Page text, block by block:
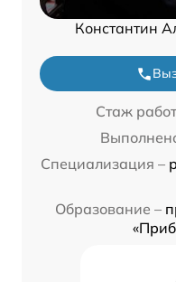
Константин
Стаж
Специализация –
Образование –